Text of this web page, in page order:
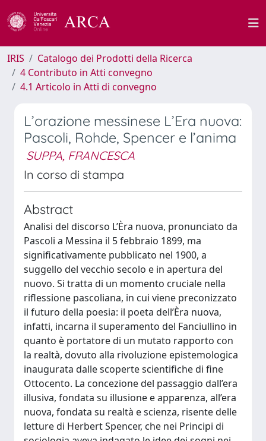
IRIS
Catalogo dei Prodotti della Ricerca
4 Contributo in Atti convegno
4.1 Articolo in Atti di convegno
L’orazione messinese L’Era nuova:
Pascoli, Rohde, Spencer e l’anima
SUPPA, FRANCESCA
In corso di stampa
Abstract
Analisi del discorso L’Èra nuova, pronunciato da
Pascoli a Messina il 5 febbraio 1899, ma
significativamente pubblicato nel 1900, a
suggello del vecchio secolo e in apertura del
nuovo. Si tratta di un momento cruciale nella
riflessione pascoliana, in cui viene preconizzato
il futuro della poesia: il poeta dell’Èra nuova,
infatti, incarna il superamento del Fanciullino in
quanto è portatore di un mutato rapporto con
la realtà, dovuto alla rivoluzione epistemologica
inaugurata dalle scoperte scientifiche di fine
Ottocento. La concezione del passaggio dall’era
illusiva, fondata su illusione e apparenza, all’era
nuova, fondata su realtà e scienza, risente delle
letture di Herbert Spencer, che nei Principi di